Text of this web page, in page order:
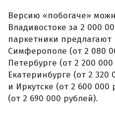
Версию «побогаче»
Владивостоке за 2 000
паркетники предлагают
Симферополе (от 2 080
Петербурге (от 2 200
Екатеринбурге (от 2
и Иркутске (от 2 600
(от 2 690 000 рублей).